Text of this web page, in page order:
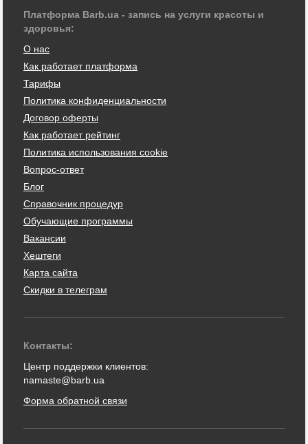
Платформа Barb.ua - запись на услуги красоты и
здоровья:
О нас
Как работает платформа
Тарифы
Политика конфиденциальности
Договор оферты
Как работает рейтинг
Политика использования cookie
Вопрос-ответ
Блог
Справочник процедур
Обучающие программы
Вакансии
Хештеги
Карта сайта
Скидки в телеграм
Контакты:
Центр поддержки клиентов:
namaste@barb.ua
Форма обратной связи